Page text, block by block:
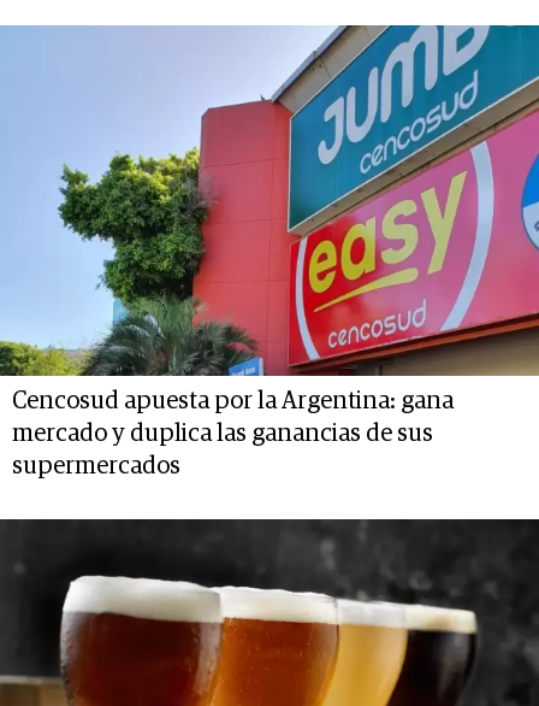
Cencosud apuesta por la Argentina: gana
mercado y duplica las ganancias de sus
supermercados